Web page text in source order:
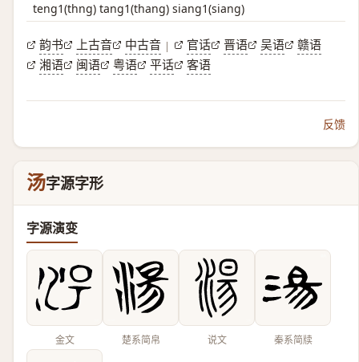
teng1(thng) tang1(thang) siang1(siang)
韵书 上古音 中古音 | 官话 晋语 吴语
赣语
湘语
闽语 粤语 平话 客语
反馈
汤字源字形
字源演变
金文 楚系简帛 说文 秦系简牍